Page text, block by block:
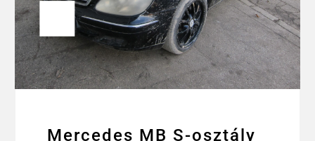
Mercedes MB S-osztály